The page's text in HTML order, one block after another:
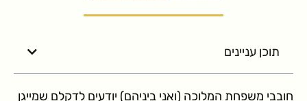
תוכן עניינים
חובבי משפחת המלוכה (ואני ביניהם) יודעים לדקלם שמייגן